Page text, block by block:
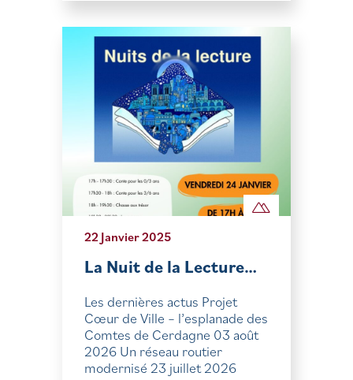
22 Janvier 2025
La Nuit de la Lecture…
Les dernières actus Projet
Cœur de Ville – l’esplanade des
Comtes de Cerdagne 03 août
2026 Un réseau routier
modernisé 23 juillet 2026